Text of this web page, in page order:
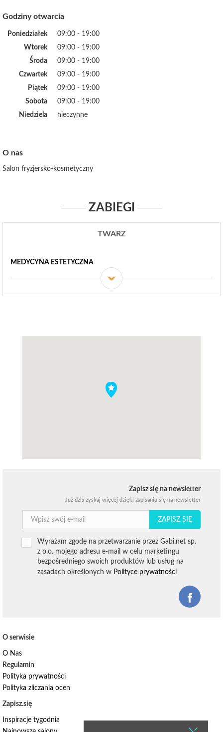
Godziny otwarcia
Poniedziałek
09:00 - 19:00
Wtorek
09:00 - 19:00
Środa
09:00 - 19:00
Czwartek
09:00 - 19:00
Piątek
09:00 - 19:00
Sobota
09:00 - 19:00
Niedziela
nieczynne
O nas
Salon fryzjersko-kosmetyczny
ZABIEGI
TWARZ
MEDYCYNA ESTETYCZNA
Zapisz się na newsletter
Już dziś zyskaj więcej dzięki zapisaniu się na newsletter
ZAPISZ SIĘ
Wyrażam zgodę na przetwarzanie przez Gabi.net sp.
z o.o. mojego adresu e-mail w celu marketingu
bezpośredniego swoich produktów lub usług na
zasadach określonych w Polityce prywatności
O serwisie
O Nas
Regulamin
Polityka prywatności
Polityka zliczania ocen
Zapisz.się
Inspiracje tygodnia